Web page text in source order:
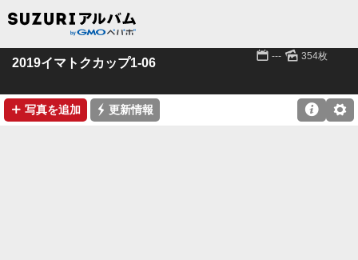
2019イマトクカップ1-06 📅 --- 🌄 354枚
➕ 写真を追加 ⚡ 更新情報 ⚙
